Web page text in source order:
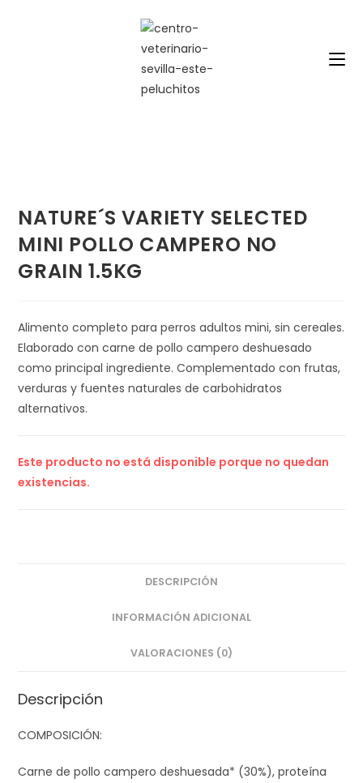
NATURE´S VARIETY SELECTED
MINI POLLO CAMPERO NO
GRAIN 1.5KG
Alimento completo para perros adultos mini, sin cereales.
Elaborado con carne de pollo campero deshuesado
como principal ingrediente. Complementado con frutas,
verduras y fuentes naturales de carbohidratos
alternativos.
Este producto no está disponible porque no quedan
existencias.
DESCRIPCIÓN
INFORMACIÓN ADICIONAL
VALORACIONES (0)
Descripción
COMPOSICIÓN:
Carne de pollo campero deshuesada* (30%), proteína